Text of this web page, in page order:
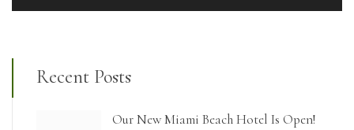
Recent Posts
Our New Miami Beach Hotel Is Open!